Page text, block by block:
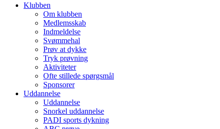
Klubben
Om klubben
Medlemsskab
Indmeldelse
Svømmehal
Prøv at dykke
Tryk prøvning
Aktiviteter
Ofte stillede spørgsmål
Sponsorer
Uddannelse
Uddannelse
Snorkel uddannelse
PADI sports dykning